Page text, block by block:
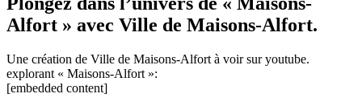
Alfort » avec Ville de Maisons-Alfort.
Une création de Ville de Maisons-Alfort à voir sur youtube.
explorant « Maisons-Alfort »:
[embedded content]